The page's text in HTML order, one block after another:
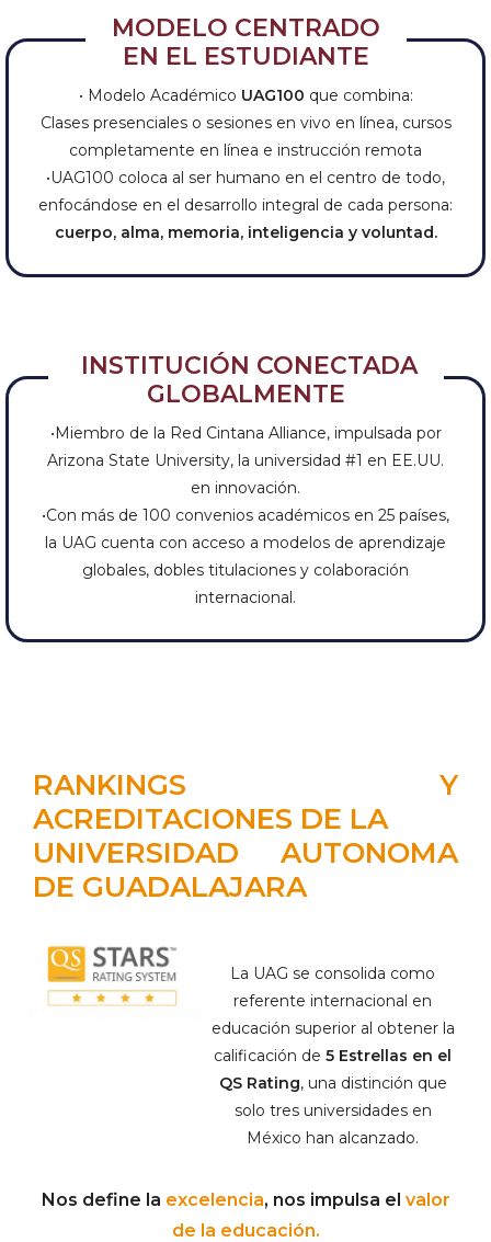
MODELO CENTRADO
EN EL ESTUDIANTE
• Modelo Académico UAG100 que combina:
Clases presenciales o sesiones en vivo en línea, cursos
completamente en línea e instrucción remota
•UAG100 coloca al ser humano en el centro de todo,
enfocándose en el desarrollo integral de cada persona:
cuerpo, alma, memoria, inteligencia y voluntad.
INSTITUCIÓN CONECTADA
GLOBALMENTE
•Miembro de la Red Cintana Alliance, impulsada por
Arizona State University, la universidad #1 en EE.UU.
en innovación.
•Con más de 100 convenios académicos en 25 países,
la UAG cuenta con acceso a modelos de aprendizaje
globales, dobles titulaciones y colaboración
internacional.
RANKINGS Y
ACREDITACIONES DE LA
UNIVERSIDAD AUTONOMA
DE GUADALAJARA
La UAG se consolida como
referente internacional en
educación superior al obtener la
calificación de5 Estrellas en el
QS Rating, una distinción que
solo tres universidades en
México han alcanzado.
Nos define la excelencia, nos impulsa el valor
de la educación.